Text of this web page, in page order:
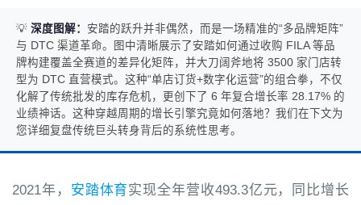
💡 深度图解： 安踏的跃升并非偶然，而是一场精准的“多品牌矩阵”
与 DTC 渠道革命。图中清晰展示了安踏如何通过收购 FILA 等品
牌构建覆盖全赛道的差异化矩阵，并大刀阔斧地将 3500 家门店转
型为 DTC 直营模式。这种“单店订货+数字化运营”的组合拳，不仅
化解了传统批发的库存危机，更创下了 6 年复合增长率 28.17% 的
业绩神话。这种穿越周期的增长引擎究竟如何落地？我们在下文为
您详细复盘传统巨头转身背后的系统性思考。
2021年， 安踏体育实现全年营收493.3亿元，同比增长